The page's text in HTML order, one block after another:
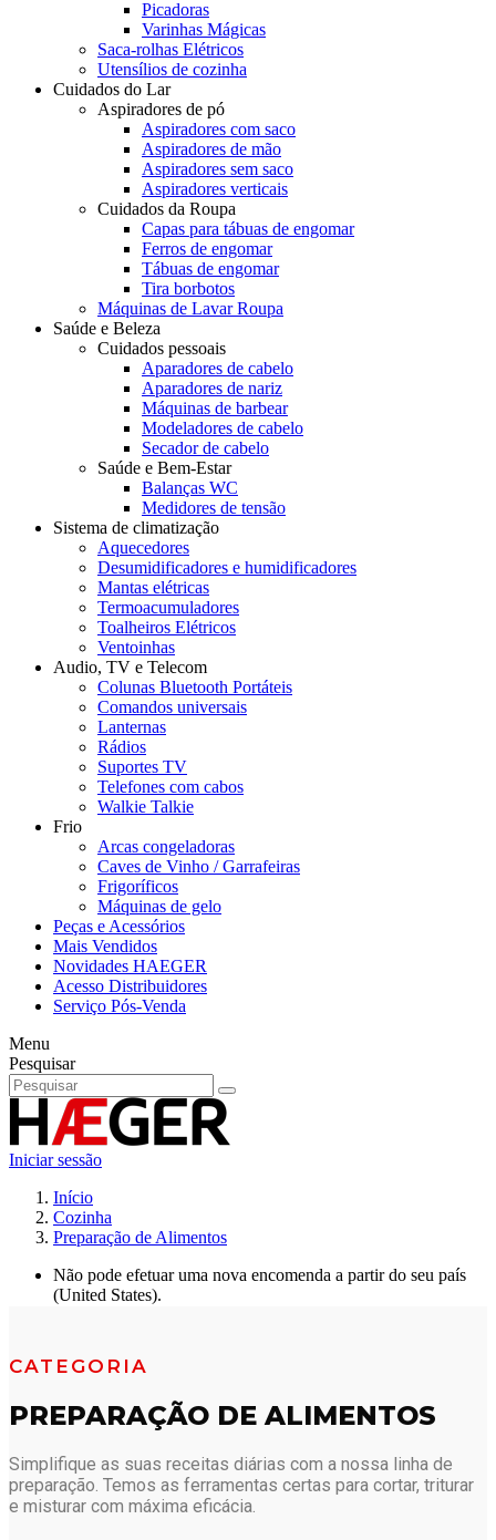
Picadoras
Varinhas Mágicas
Saca-rolhas Elétricos
Utensílios de cozinha
Cuidados do Lar
Aspiradores de pó
Aspiradores com saco
Aspiradores de mão
Aspiradores sem saco
Aspiradores verticais
Cuidados da Roupa
Capas para tábuas de engomar
Ferros de engomar
Tábuas de engomar
Tira borbotos
Máquinas de Lavar Roupa
Saúde e Beleza
Cuidados pessoais
Aparadores de cabelo
Aparadores de nariz
Máquinas de barbear
Modeladores de cabelo
Secador de cabelo
Saúde e Bem-Estar
Balanças WC
Medidores de tensão
Sistema de climatização
Aquecedores
Desumidificadores e humidificadores
Mantas elétricas
Termoacumuladores
Toalheiros Elétricos
Ventoinhas
Audio, TV e Telecom
Colunas Bluetooth Portáteis
Comandos universais
Lanternas
Rádios
Suportes TV
Telefones com cabos
Walkie Talkie
Frio
Arcas congeladoras
Caves de Vinho / Garrafeiras
Frigoríficos
Máquinas de gelo
Peças e Acessórios
Mais Vendidos
Novidades HAEGER
Acesso Distribuidores
Serviço Pós-Venda
Menu
Pesquisar
Iniciar sessão
Início
Cozinha
Preparação de Alimentos
Não pode efetuar uma nova encomenda a partir do seu país
(United States).
CATEGORIA
PREPARAÇÃO DE ALIMENTOS
Simplifique as suas receitas diárias com a nossa linha de
preparação. Temos as ferramentas certas para cortar, triturar
e misturar com máxima eficácia.